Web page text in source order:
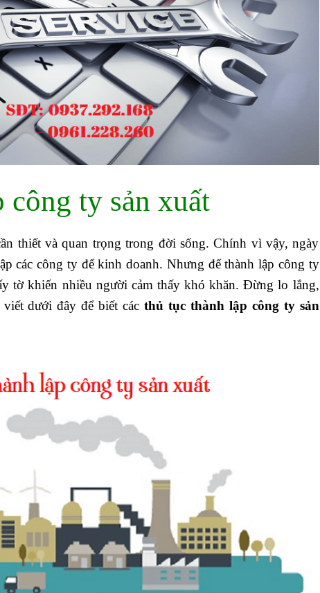
công ty sản xuất
thiết và quan trọng trong đời sống. Chính vì vậy, ngày
các công ty để kinh doanh. Nhưng để thành lập công ty
tờ khiến nhiều người cảm thấy khó khăn. Đừng lo lắng,
viết dưới đây để biết cácthủ tục thành lập công ty sản